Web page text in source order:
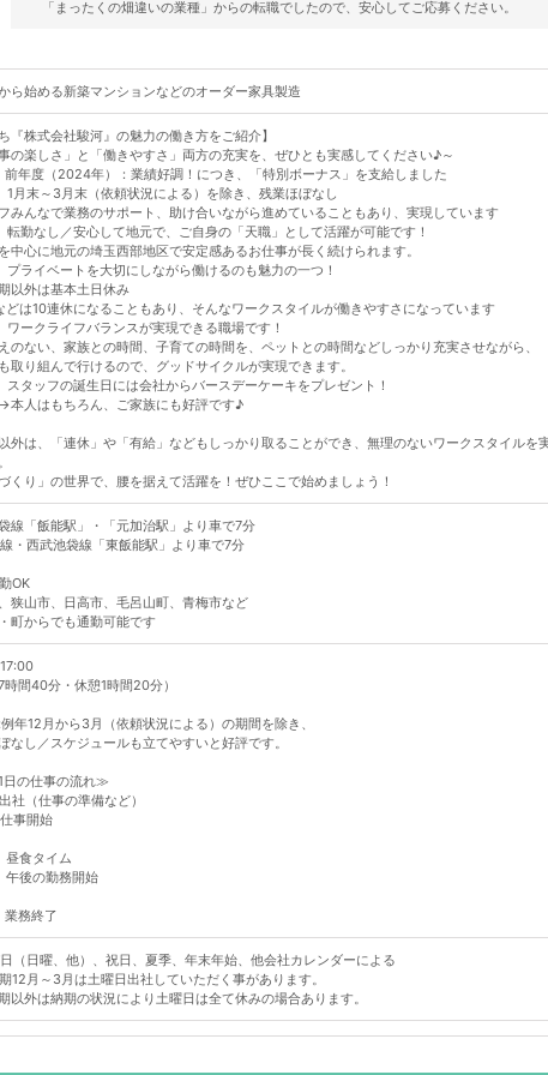
「まったくの畑違いの業種」からの転職でしたので、安心してご応募ください。
ら始める新築マンションなどのオーダー家具製造
ち『株式会社駿河』の魅力の働き方をご紹介】
の楽しさ」と「働きやすさ」両方の充実を、ぜひとも実感してください♪～
年度（2024年）：業績好調！につき、「特別ボーナス」を支給しました
月末～3月末（依頼状況による）を除き、残業ほぼなし
みんなで業務のサポート、助け合いながら進めていることもあり、実現しています
勤なし／安心して地元で、ご自身の「天職」として活躍が可能です！
中心に地元の埼玉西部地区で安定感あるお仕事が長く続けられます。
ライベートを大切にしながら働けるのも魅力の一つ！
以外は基本土日休み
どは10連休になることもあり、そんなワークスタイルが働きやすさになっています
ークライフバランスが実現できる職場です！
のない、家族との時間、子育ての時間を、ペットとの時間などしっかり充実させながら、
取り組んで行けるので、グッドサイクルが実現できます。
タッフの誕生日には会社からバースデーケーキをプレゼント！
はもちろん、ご家族にも好評です♪
外は、「連休」や「有給」などもしっかり取ることができ、無理のないワークスタイルを
づくり」の世界で、腰を据えて活躍を！ぜひここで始めましょう！
線「飯能駅」・「元加治駅」より車で7分
・西武池袋線「東飯能駅」より車で7分
OK
狭山市、日高市、毛呂山町、青梅市など
町からでも通勤可能です
7時間40分・休憩1時間20分）
年12月から3月（依頼状況による）の期間を除き、
なし／スケジュールも立てやすいと好評です。
の仕事の流れ≫
（仕事の準備など）
事開始
食タイム
後の勤務開始
務終了
（日曜、他）、祝日、夏季、年末年始、他会社カレンダーによる
12月～3月は土曜日出社していただく事があります。
以外は納期の状況により土曜日は全て休みの場合あります。